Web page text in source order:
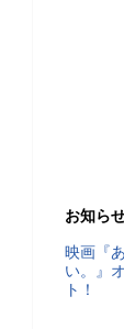
お知ら
映画『
い。』
ト！